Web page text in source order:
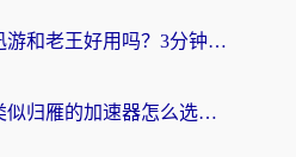
海外党必看：迅游和老王好用吗？3分钟选对加速国内网络的加速器
海外党必看：类似归雁的加速器怎么选？一篇搞定无缝访问国内资源